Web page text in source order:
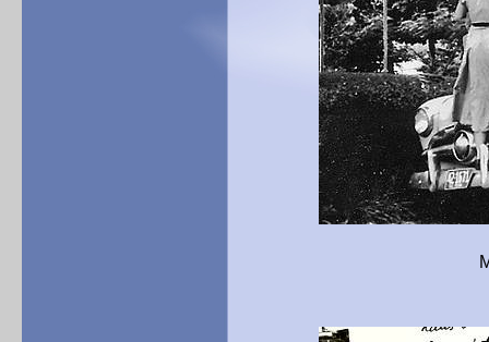
Mitschülerinnen